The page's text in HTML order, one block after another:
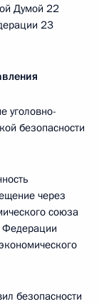
Думой 22
23
уголовно-
безопасности
через
союза
Федерации
безопасности